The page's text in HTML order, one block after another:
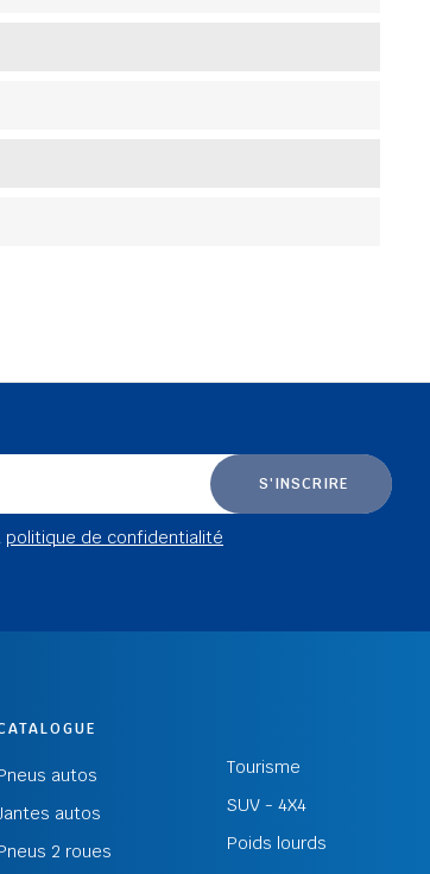
S'INSCRIRE
politique de confidentialité
autos
autos
2 roues
Tourisme
SUV - 4X4
Poids lourds